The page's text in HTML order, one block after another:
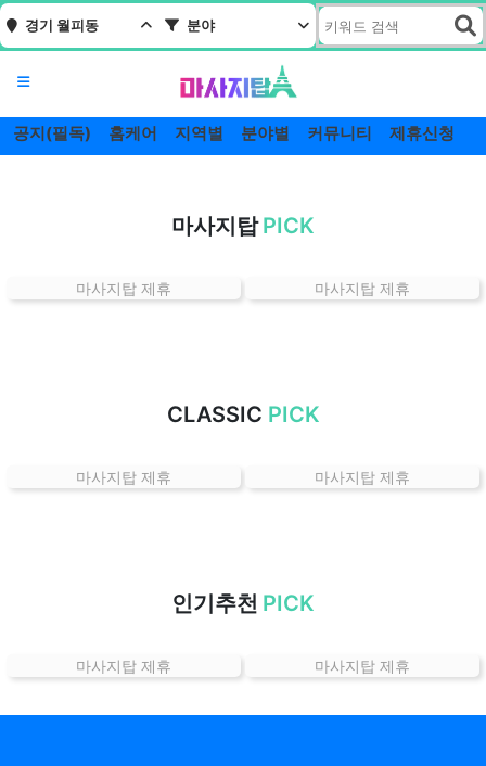
경기 월피동 분야
메뉴
공지(필독) 홈케어 지역별 분야별 커뮤니티 제휴신청
잘
치
천
마사지탑 PICK
마사지탑 제휴 마사지탑 제휴
CLASSIC PICK
마사지탑 제휴 마사지탑 제휴
인기추천 PICK
마사지탑 제휴 마사지탑 제휴